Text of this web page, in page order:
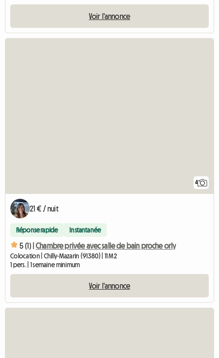
Voir l'annonce
4
21 € / nuit
Réponse rapide Instantanée
5 (1) | Chambre privée avec salle de bain proche orly
Colocation | Chilly-Mazarin (91380) | 11 M2
1 pers. | 1 semaine minimum
Voir l'annonce